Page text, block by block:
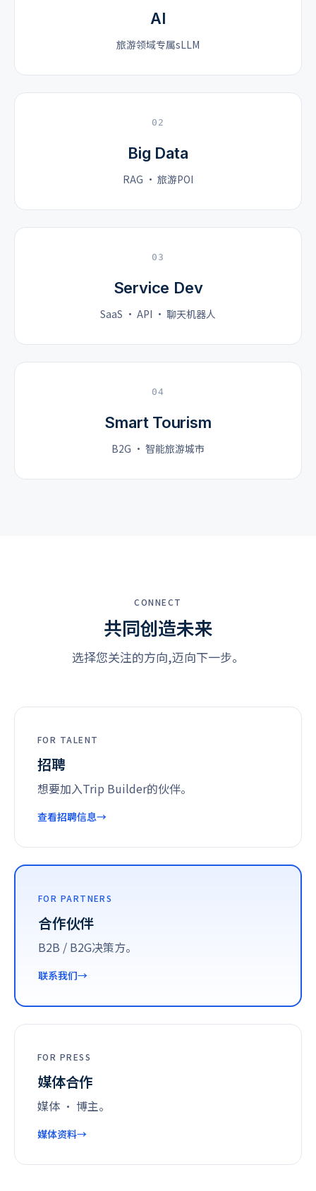
AI
旅游领域专属sLLM
02
Big Data
RAG · 旅游POI
03
Service Dev
SaaS · API · 聊天机器人
04
Smart Tourism
B2G · 智能旅游城市
CONNECT
共同创造未来
选择您关注的方向,迈向下一步。
FOR TALENT
招聘
想要加入Trip Builder的伙伴。
查看招聘信息
FOR PARTNERS
合作伙伴
B2B / B2G决策方。
联系我们
FOR PRESS
媒体合作
媒体 · 博主。
媒体资料